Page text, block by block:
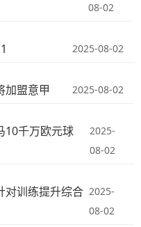
08-02
2025-08-02
加盟意甲 2025-08-02
10千万欧元球
2025-
08-02
对训练提升综合 2025-
08-02